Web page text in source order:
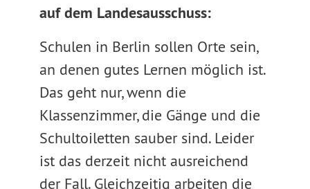
auf dem Landesausschuss:
Schulen in Berlin sollen Orte sein,
an denen gutes Lernen möglich ist.
Das geht nur, wenn die
Klassenzimmer, die Gänge und die
Schultoiletten sauber sind. Leider
ist das derzeit nicht ausreichend
der Fall. Gleichzeitig arbeiten die